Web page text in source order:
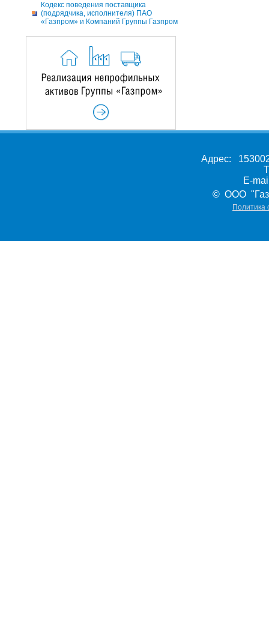
Кодекс поведения поставщика
(подрядчика, исполнителя) ПАО
«Газпром» и Компаний Группы Газпром
Адрес:
E-
© ООО
Политика